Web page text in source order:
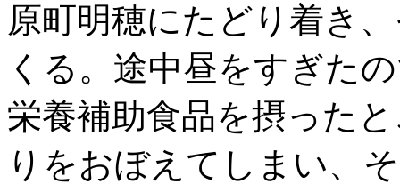
原町明穂にたどり着き
くる。途中昼をすぎた
栄養補助食品を摂った
りをおぼえてしまい、